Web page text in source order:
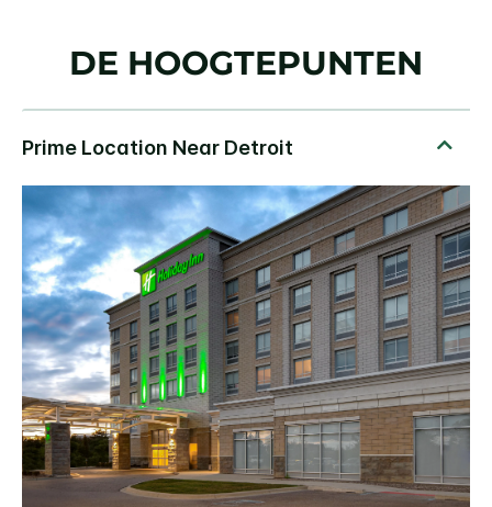
DE HOOGTEPUNTEN